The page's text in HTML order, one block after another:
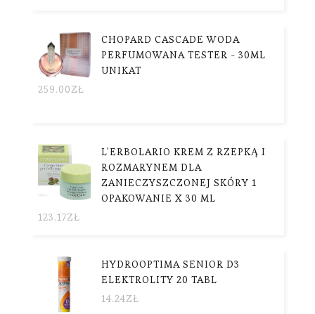
CHOPARD CASCADE WODA
PERFUMOWANA TESTER - 30ML
UNIKAT
259.00ZŁ
L'ERBOLARIO KREM Z RZEPKĄ I
ROZMARYNEM DLA
ZANIECZYSZCZONEJ SKÓRY 1
OPAKOWANIE X 30 ML
123.17ZŁ
HYDROOPTIMA SENIOR D3
ELEKTROLITY 20 TABL
14.24ZŁ